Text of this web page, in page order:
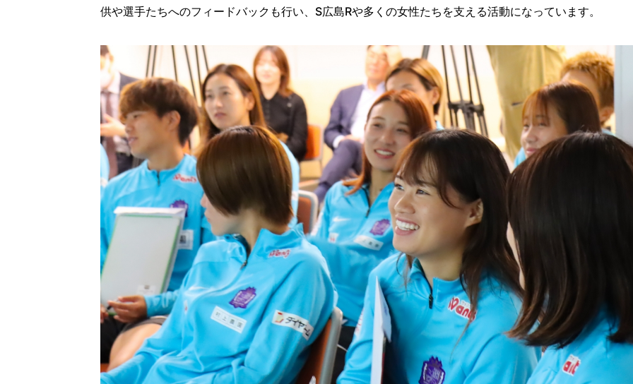
供や選手たちへのフィードバックも行い、S広島Rや多くの女性たちを支える活動になっています。